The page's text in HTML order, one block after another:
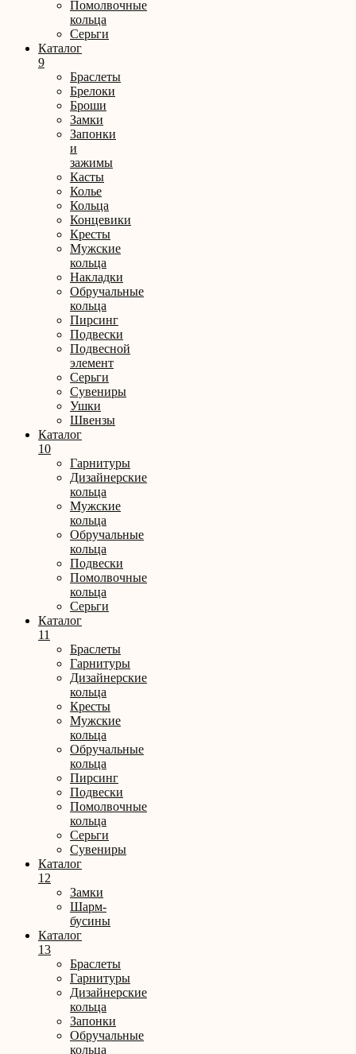
Помолвочные
кольца
Серьги
Каталог
9
Браслеты
Брелоки
Броши
Замки
Запонки
и
зажимы
Касты
Колье
Кольца
Концевики
Кресты
Мужские
кольца
Накладки
Обручальные
кольца
Пирсинг
Подвески
Подвесной
элемент
Серьги
Сувениры
Ушки
Швензы
Каталог
10
Гарнитуры
Дизайнерские
кольца
Мужские
кольца
Обручальные
кольца
Подвески
Помолвочные
кольца
Серьги
Каталог
11
Браслеты
Гарнитуры
Дизайнерские
кольца
Кресты
Мужские
кольца
Обручальные
кольца
Пирсинг
Подвески
Помолвочные
кольца
Серьги
Сувениры
Каталог
12
Замки
Шарм-
бусины
Каталог
13
Браслеты
Гарнитуры
Дизайнерские
кольца
Запонки
Обручальные
кольца